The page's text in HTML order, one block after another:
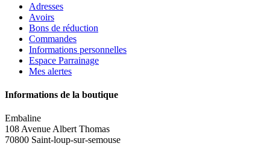
Adresses
Avoirs
Bons de réduction
Commandes
Informations personnelles
Espace Parrainage
Mes alertes
Informations de la boutique
Embaline
108 Avenue Albert Thomas
70800 Saint-loup-sur-semouse